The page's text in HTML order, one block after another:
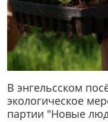
В энгельсском
экологическое
партии "Новые